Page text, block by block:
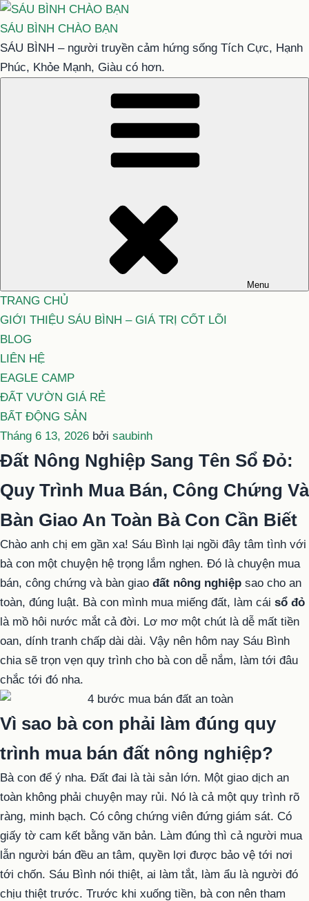
Chuyển
đến
phần
nội
SÁU BÌNH CHÀO BẠN
SÁU BÌNH – người truyền cảm hứng sống Tích Cực, Hạnh
Phúc, Khỏe Mạnh, Giàu có hơn.
Menu
TRANG CHỦ
GIỚI THIỆU SÁU BÌNH – GIÁ TRỊ CỐT LÕI
BLOG
LIÊN HỆ
EAGLE CAMP
ĐẤT VƯỜN GIÁ RẺ
BẤT ĐỘNG SẢN
Đăng
trong
Tháng 6 13, 2026 bởi saubinh
Đất Nông Nghiệp Sang Tên Sổ Đỏ:
Quy Trình Mua Bán, Công Chứng Và
Bàn Giao An Toàn Bà Con Cần Biết
Chào anh chị em gần xa! Sáu Bình lại ngồi đây tâm tình với
bà con một chuyện hệ trọng lắm nghen. Đó là chuyện mua
bán, công chứng và bàn giao đất nông nghiệp sao cho an
toàn, đúng luật. Bà con mình mua miếng đất, làm cái sổ đỏ
là mồ hôi nước mắt cả đời. Lơ mơ một chút là dễ mất tiền
oan, dính tranh chấp dài dài. Vậy nên hôm nay Sáu Bình
chia sẽ trọn vẹn quy trình cho bà con dễ nắm, làm tới đâu
chắc tới đó nha.
Vì sao bà con phải làm đúng quy
trình mua bán đất nông nghiệp?
Bà con để ý nha. Đất đai là tài sản lớn. Một giao dịch an
toàn không phải chuyện may rủi. Nó là cả một quy trình rõ
ràng, minh bạch. Có công chứng viên đứng giám sát. Có
giấy tờ cam kết bằng văn bản. Làm đúng thì cả người mua
lẫn người bán đều an tâm, quyền lợi được bảo vệ tới nơi
tới chốn. Sáu Bình nói thiệt, ai làm tắt, làm ẩu là người đó
chịu thiệt trước. Trước khi xuống tiền, bà con nên tham